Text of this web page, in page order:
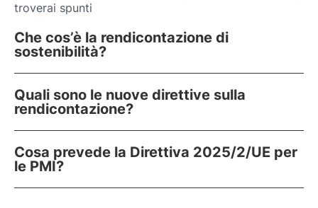
troverai spunti
Che cos’è la rendicontazione di
sostenibilità?
Quali sono le nuove direttive sulla
rendicontazione?
Cosa prevede la Direttiva 2025/2/UE per
le PMI?